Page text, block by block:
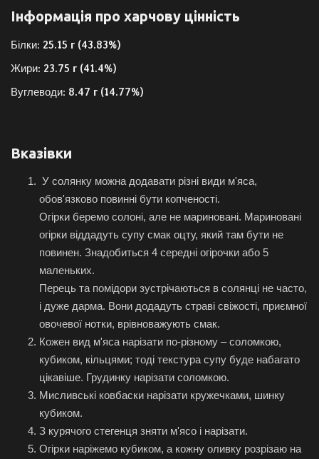
Інформація про харчову цінність
Білки: 25.15 г (43.83%)
Жири: 23.75 г (41.4%)
Вуглеводи: 8.47 г (14.77%)
Вказівки
У солянку можна додавати різні види м'яса,
обов'язково повинні бути копченості.
Огірки беремо солоні, але не мариновані. Мариновані
огірки віддадуть супу смак оцту, який там бути не
повинен. Знадобиться 4 середні огірочки або 5
маленьких.
Перець та помідори зустрічаються в солянці не часто,
і дуже дарма. Вони додадуть страві свіжості, приємної
овочевої нотки, врівноважують смак.
Кожен вид м'яса нарізати по-різному – соломкою,
кубиком, кільцями; тоді текстура супу буде набагато
цікавіше. Грудинку нарізати соломкою.
Мисливські ковбаски нарізати кружечками, шинку
кубиком.
З курячого стегенця зняти м'ясо і нарізати.
Огірки наріжемо кубиком, а кожну оливку розрізаю на